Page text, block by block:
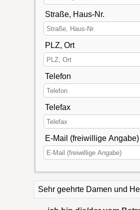
Straße, Haus-Nr.
PLZ, Ort
Telefon
Telefax
E-Mail (freiwillige Angabe)
Sehr geehrte Damen und